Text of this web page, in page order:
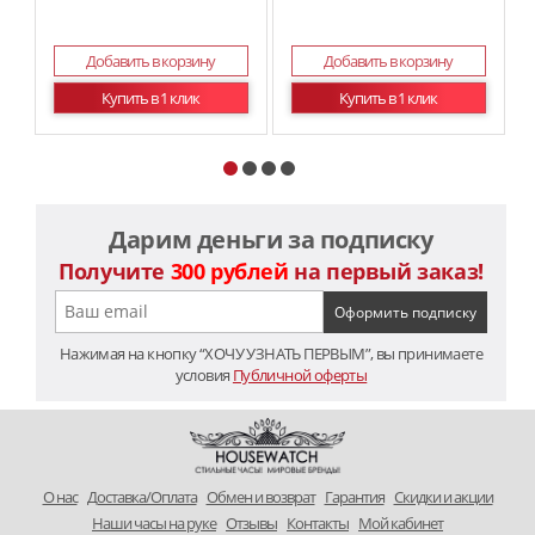
Добавить в корзину
Купить в 1 клик
Добавить в корзину
Купить в 1 клик
Дарим деньги за подписку
Получите 300 рублей на первый заказ!
Нажимая на кнопку “ХОЧУ УЗНАТЬ ПЕРВЫМ”, вы принимаете
условия Публичной оферты
O нас Доставка/Оплата Обмен и возврат Гарантия Скидки и акции
Наши часы на руке Отзывы Контакты Мой кабинет